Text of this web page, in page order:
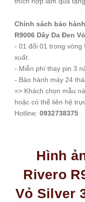
Chính sách bảo
R9006 Dây Da Đen
- 01 đổi 01 trong vòng
xuất.
- Miễn phí thay pin 3
- Bảo hành máy 24
=> Khách chọn mẫu
hoặc có thể liên hệ
Hotline: 0932738375
Hình
Rivero
Vỏ Silver